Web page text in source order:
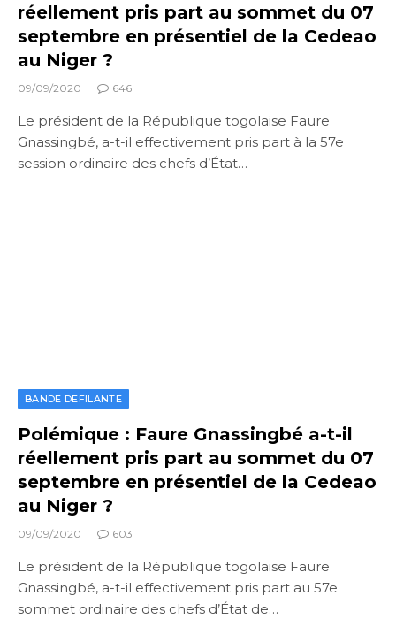
réellement pris part au sommet du 07
septembre en présentiel de la Cedeao
au Niger ?
09/09/2020 646
Le président de la République togolaise Faure
Gnassingbé, a-t-il effectivement pris part à la 57e
session ordinaire des chefs d’État…
BANDE DEFILANTE
Polémique : Faure Gnassingbé a-t-il
réellement pris part au sommet du 07
septembre en présentiel de la Cedeao
au Niger ?
09/09/2020 603
Le président de la République togolaise Faure
Gnassingbé, a-t-il effectivement pris part au 57e
sommet ordinaire des chefs d’État de…